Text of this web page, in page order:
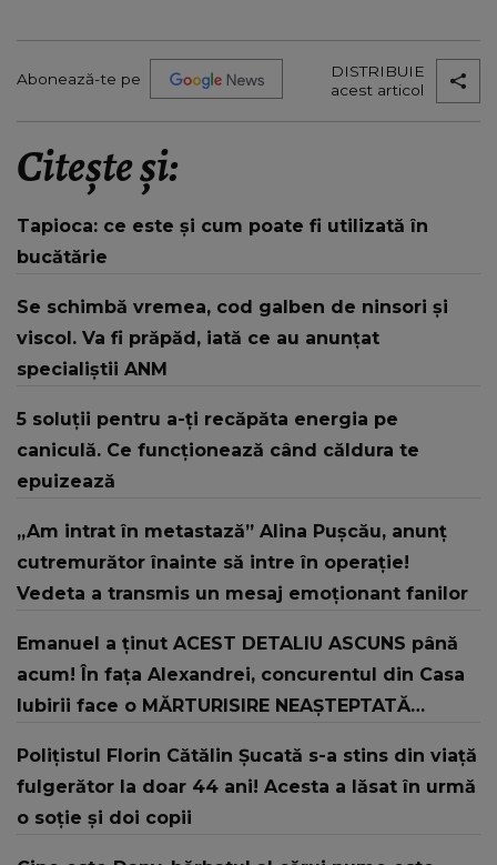
Abonează-te pe
DISTRIBUIE
acest articol
Citește și:
Tapioca: ce este și cum poate fi utilizată în
bucătărie
Se schimbă vremea, cod galben de ninsori și
viscol. Va fi prăpăd, iată ce au anunțat
specialiștii ANM
5 soluții pentru a-ți recăpăta energia pe
caniculă. Ce funcționează când căldura te
epuizează
„Am intrat în metastază” Alina Pușcău, anunț
cutremurător înainte să intre în operație!
Vedeta a transmis un mesaj emoționant fanilor
Emanuel a ținut ACEST DETALIU ASCUNS până
acum! În fața Alexandrei, concurentul din Casa
Iubirii face o MĂRTURISIRE NEAȘTEPTATĂ
te iubesc pentru că..."
Polițistul Florin Cătălin Șucată s-a stins din viață
fulgerător la doar 44 ani! Acesta a lăsat în urmă
o soție și doi copii